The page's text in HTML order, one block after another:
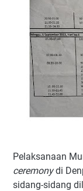
Pelaksanaan
ceremonydi
sidang-sidang